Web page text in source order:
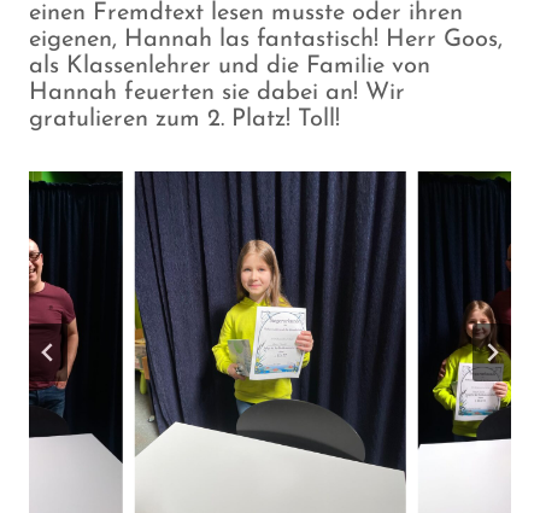
einen Fremdtext lesen musste oder ihren
eigenen, Hannah las fantastisch! Herr Goos,
als Klassenlehrer und die Familie von
Hannah feuerten sie dabei an! Wir
gratulieren zum 2. Platz! Toll!